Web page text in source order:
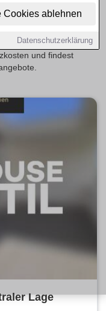
Cookies ablehnen
Datenschutzerklärung
Infrastruktur
Preisbereiche sind
provisionsfrei als
und findest
Lage